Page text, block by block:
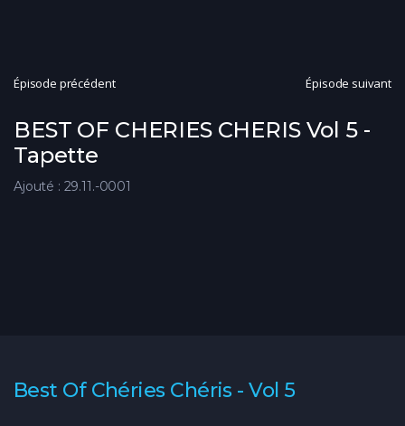
Épisode précédent Épisode suivant
BEST OF CHERIES CHERIS Vol 5 -
Tapette
Ajouté : 29.11.-0001
Best Of Chéries Chéris - Vol 5